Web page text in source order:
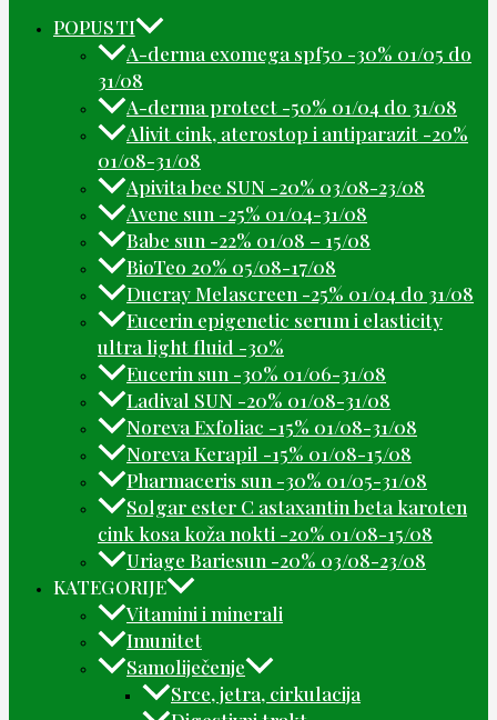
POPUSTI
A-derma exomega spf50 -30% 01/05 do
31/08
A-derma protect -50% 01/04 do 31/08
Alivit cink, aterostop i antiparazit -20%
01/08-31/08
Apivita bee SUN -20% 03/08-23/08
Avene sun -25% 01/04-31/08
Babe sun -22% 01/08 – 15/08
BioTeo 20% 05/08-17/08
Ducray Melascreen -25% 01/04 do 31/08
Eucerin epigenetic serum i elasticity
ultra light fluid -30%
Eucerin sun -30% 01/06-31/08
Ladival SUN -20% 01/08-31/08
Noreva Exfoliac -15% 01/08-31/08
Noreva Kerapil -15% 01/08-15/08
Pharmaceris sun -30% 01/05-31/08
Solgar ester C astaxantin beta karoten
cink kosa koža nokti -20% 01/08-15/08
Uriage Bariesun -20% 03/08-23/08
KATEGORIJE
Vitamini i minerali
Imunitet
Samoliječenje
Srce, jetra, cirkulacija